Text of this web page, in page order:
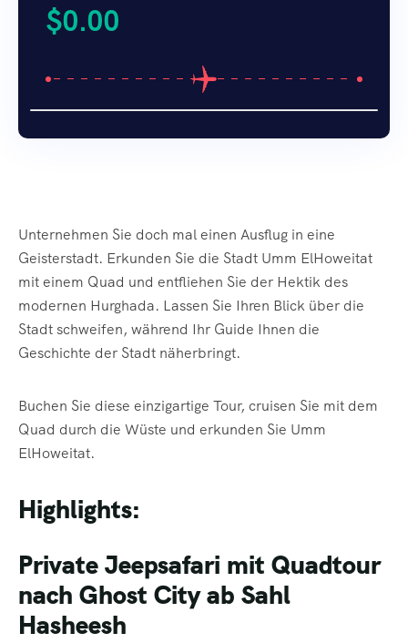
Unternehmen Sie doch mal einen Ausflug in eine
Geisterstadt. Erkunden Sie die Stadt Umm ElHoweitat
mit einem Quad und entfliehen Sie der Hektik des
modernen Hurghada. Lassen Sie Ihren Blick über die
Stadt schweifen, während Ihr Guide Ihnen die
Geschichte der Stadt näherbringt.
Buchen Sie diese einzigartige Tour, cruisen Sie mit dem
Quad durch die Wüste und erkunden Sie Umm
ElHoweitat.
Highlights:
Private Jeepsafari mit Quadtour
nach Ghost City ab Sahl
Hasheesh
$0.00